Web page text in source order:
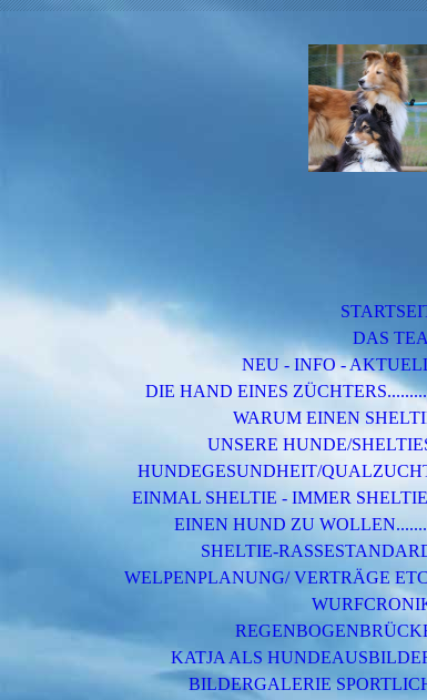
DAS
NEU - INFO -
DIE HAND EINES
WARUM EINEN
UNSERE HUNDE/
HUNDEGESUNDHEIT/
EINMAL SHELTIE - IMMER
EINEN HUND ZU
SHELTIE-
WELPENPLANUNG/ VERTRÄGE
KATJA ALS
BILDERGALERIE